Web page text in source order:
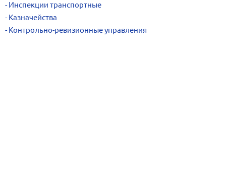
Инспекции транспортные
Казначейства
Контрольно-ревизионные управления